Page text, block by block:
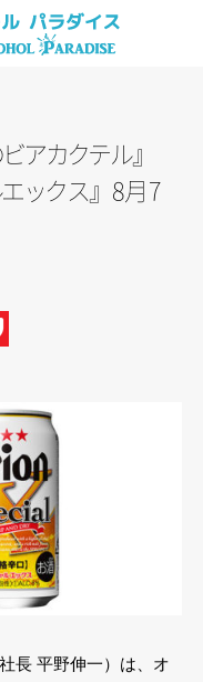
ビアカクテル』
エ ック ス 』 8月7
長 平野伸一）は、オ